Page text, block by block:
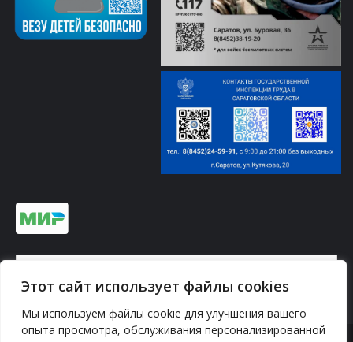
Этот сайт использует файлы cookies
Мы используем файлы cookie для улучшения вашего
опыта просмотра, обслуживания персонализированной